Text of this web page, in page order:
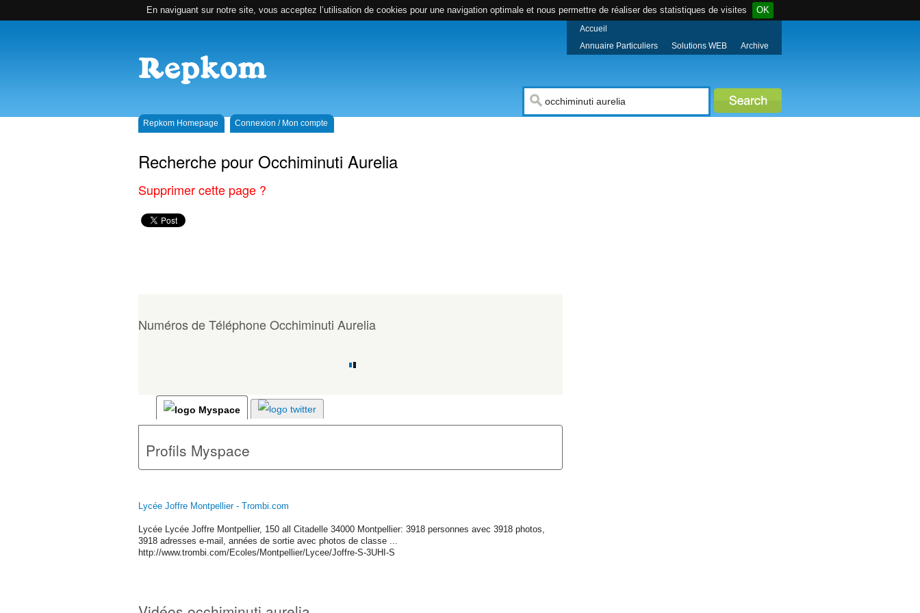
En naviguant sur notre site, vous acceptez l’utilisation de cookies pour une navigation optimale et nous permettre de réaliser des statistiques de visites OK
Accueil
Annuaire Particuliers
Solutions WEB Archive
Repkom Homepage Connexion / Mon compte
Recherche pour Occhiminuti Aurelia
Supprimer cette page ?
Numéros de Téléphone Occhiminuti Aurelia
Profils Myspace
Lycée Joffre Montpellier - Trombi.com
Lycée Lycée Joffre Montpellier, 150 all Citadelle 34000 Montpellier: 3918 personnes avec 3918 photos,
3918 adresses e-mail, années de sortie avec photos de classe ...
http://www.trombi.com/Ecoles/Montpellier/Lycee/Joffre-S-3UHI-S